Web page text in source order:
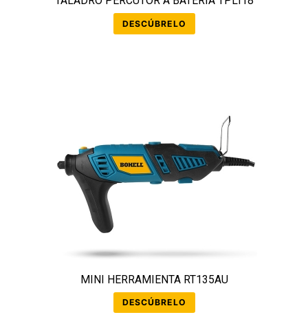
DESCÚBRELO
MINI HERRAMIENTA RT135AU
DESCÚBRELO